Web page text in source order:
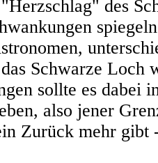
des
Schwarze Loch
sollte es dabei
also jener
Zurück mehr gibt